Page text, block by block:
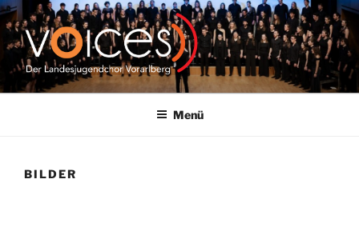
Zum
Inhalt
springen
VOICES |
LANDESJUGENDCHOR
Menü
BILDER